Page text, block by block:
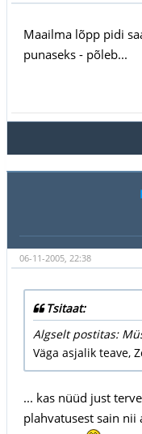
Maailma lõpp pidi
punaseks - põleb...
06-11-2005, 22:38
Tsitaat:
Algselt postitas:
Väga asjalik teave,
... kas nüüd just
plahvatusest sain nii